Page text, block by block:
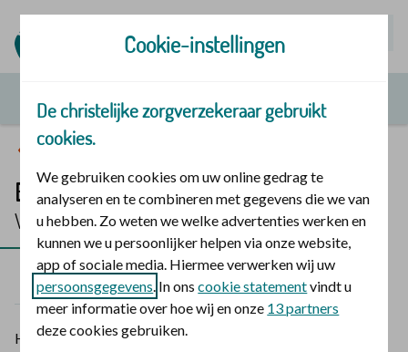
Vergoedingen en zorg
Brillen en contactlenzen
Vergoeding 2026
2025 2026
Heeft u een bril of contactlenzen nodig? De christelijke
Cookie-instellingen
De christelijke zorgverzekeraar gebruikt
cookies.
We gebruiken cookies om uw online gedrag te
analyseren en te combineren met gegevens die we van
u hebben. Zo weten we welke advertenties werken en
kunnen we u persoonlijker helpen via onze website,
app of sociale media. Hiermee verwerken wij uw
persoonsgegevens. In onscookie statementvindt u
meer informatie over hoe wij en onze 13 partners
deze cookies gebruiken.